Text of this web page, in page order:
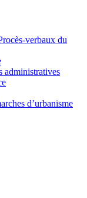
verbaux du
administratives
d’urbanisme